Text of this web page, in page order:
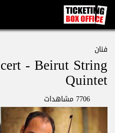
فنان
- Beirut String
Quintet
7706 مشاهدات